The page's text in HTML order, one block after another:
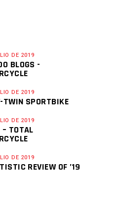
DE 2019
BLOGS -
DE 2019
TWIN SPORTBIKE
DE 2019
TOTAL
DE 2019
REVIEW OF ’19